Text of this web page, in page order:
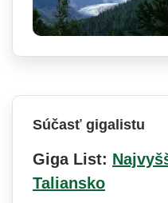
Súčasť gigalistu
Giga List:
Taliansko